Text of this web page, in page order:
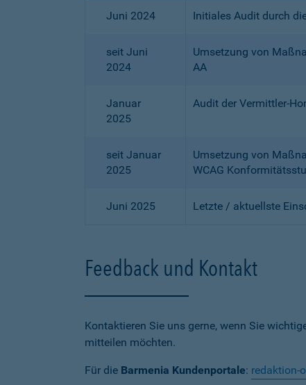
Juni 2024 Initiales Audit durch
seit Juni
2024
Umsetzung von
AA
Januar
2025
Audit der Vermittler-
seit Januar
2025
Umsetzung von
WCAG
Juni 2025 Letzte / aktuellste
Feedback und Kontakt
Kontaktieren Sie uns gerne, wenn Sie
mitteilen möchten.
Für die Barmenia Kundenportale: redaktion-